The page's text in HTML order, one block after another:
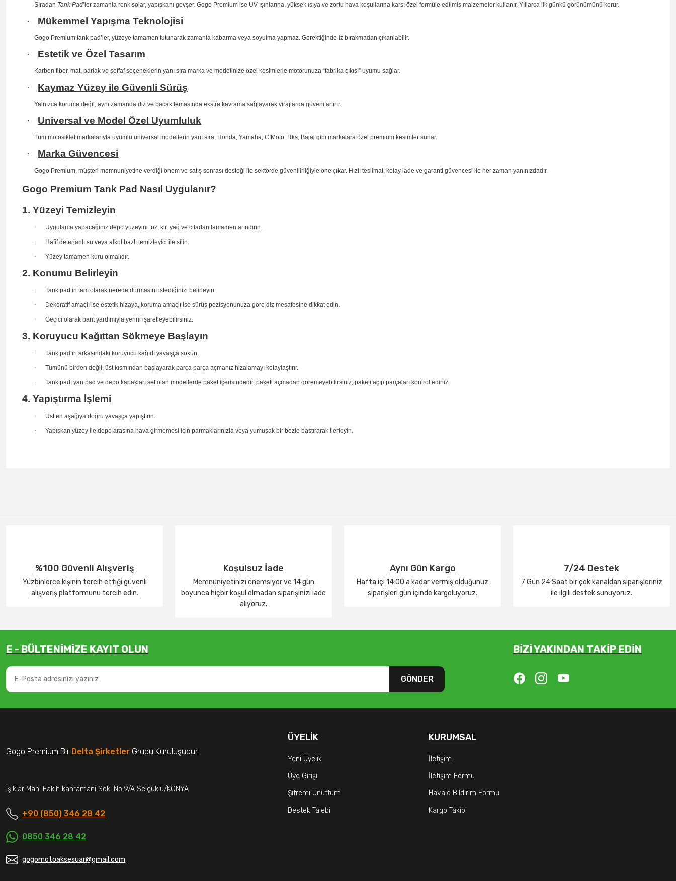
Sıradan Tank Pad’ler zamanla renk solar, yapışkanı gevşer. Gogo Premium ise UV ışınlarına, yüksek ısıya ve zorlu hava koşullarına karşı özel formüle edilmiş malzemeler kullanır. Yıllarca ilk günkü görünümünü korur.
· Mükemmel Yapışma Teknolojisi
Gogo Premium tank pad’ler, yüzeye tamamen tutunarak zamanla kabarma veya soyulma yapmaz. Gerektiğinde iz bırakmadan çıkarılabilir.
· Estetik ve Özel Tasarım
Karbon fiber, mat, parlak ve şeffaf seçeneklerin yanı sıra marka ve modelinize özel kesimlerle motorunuza “fabrika çıkışı” uyumu sağlar.
· Kaymaz Yüzey ile Güvenli Sürüş
Yalnızca koruma değil, aynı zamanda diz ve bacak temasında ekstra kavrama sağlayarak virajlarda güveni artırır.
· Universal ve Model Özel Uyumluluk
Tüm motosiklet markalarıyla uyumlu universal modellerin yanı sıra, Honda, Yamaha, CfMoto, Rks, Bajaj gibi markalara özel premium kesimler sunar.
· Marka Güvencesi
Gogo Premium, müşteri memnuniyetine verdiği önem ve satış sonrası desteği ile sektörde güvenilirliğiyle öne çıkar. Hızlı teslimat, kolay iade ve garanti güvencesi ile her zaman yanınızdadır.
Gogo Premium Tank Pad Nasıl Uygulanır?
1. Yüzeyi Temizleyin
· Uygulama yapacağınız depo yüzeyini toz, kir, yağ ve ciladan tamamen arındırın.
· Hafif deterjanlı su veya alkol bazlı temizleyici ile silin.
· Yüzey tamamen kuru olmalıdır.
2. Konumu Belirleyin
· Tank pad’in tam olarak nerede durmasını istediğinizi belirleyin.
· Dekoratif amaçlı ise estetik hizaya, koruma amaçlı ise sürüş pozisyonunuza göre diz mesafesine dikkat edin.
· Geçici olarak bant yardımıyla yerini işaretleyebilirsiniz.
3. Koruyucu Kağıttan Sökmeye Başlayın
· Tank pad’in arkasındaki koruyucu kağıdı yavaşça sökün.
· Tümünü birden değil, üst kısmından başlayarak parça parça açmanız hizalamayı kolaylaştırır.
· Tank pad, yan pad ve depo kapakları set olan modellerde paket içerisindedir, paketi açmadan göremeyebilirsiniz, paketi açıp parçaları kontrol ediniz.
4. Yapıştırma İşlemi
· Üstten aşağıya doğru yavaşça yapıştırın.
· Yapışkan yüzey ile depo arasına hava girmemesi için parmaklarınızla veya yumuşak bir bezle bastırarak ilerleyin.
%100 Güvenli Alışveriş
Yüzbinlerce kişinin tercih ettiği güvenli
alışveriş platformunu tercih edin.
Koşulsuz İade
Memnuniyetinizi önemsiyor ve 14 gün
boyunca hiçbir koşul olmadan siparişinizi iade
alıyoruz.
Aynı Gün Kargo
Hafta içi 14:00 a kadar vermiş olduğunuz
siparişleri gün içinde kargoluyoruz.
7/24 Destek
7 Gün 24 Saat bir çok kanaldan siparişleriniz
ile ilgili destek sunuyoruz.
E - BÜLTENİMİZE KAYIT OLUN
GÖNDER
BİZİ YAKINDAN TAKİP EDİN
Gogo Premium Bir Delta Şirketler Grubu Kuruluşudur.
Işıklar Mah. Fakih kahramani Sok. No:9/A Selçuklu/KONYA
+90 (850) 346 28 42
0850 346 28 42
gogomotoaksesuar@gmail.com
ÜYELIK
Yeni Üyelik
Üye Girişi
Şifremi Unuttum
Destek Talebi
KURUMSAL
İletişim
İletişim Formu
Havale Bildirim Formu
Kargo Takibi